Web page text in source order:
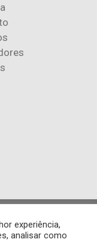
Todos os direitos
experiência,
analisar como